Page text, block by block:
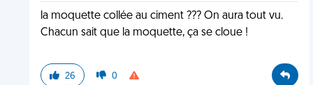
la moquette collée au ciment ??? On aura tout vu.
Chacun sait que la moquette, ça se cloue !
26 0